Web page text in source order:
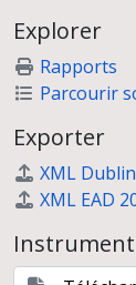
Explorer
Rapports
Parcourir
Exporter
XML
XML EAD